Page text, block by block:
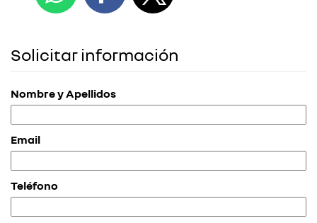
Solicitar información
Nombre y Apellidos
Email
Teléfono